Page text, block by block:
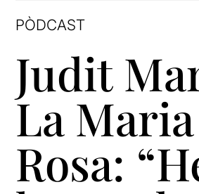
PÒDCAST
Judit
La Maria
Rosa: